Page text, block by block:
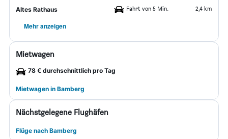
Altes Rathaus Fahrt von 5 Min. 2,4 km
Mehr anzeigen
Mietwagen
78 € durchschnittlich pro Tag
Mietwagen in Bamberg
Nächstgelegene Flughäfen
Flüge nach Bamberg